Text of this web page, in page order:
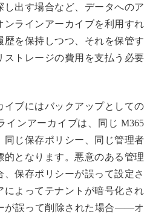
し出す場合など、データへのア
ンラインアーカイブを利用すれ
歴を保持しつつ、それを保管す
ストレージの費用を支払う必要
イブにはバックアップとしての
インアーカイブは、同じ M365
同じ保存ポリシー、同じ管理者
的となります。悪意のある管理
保存ポリシーが誤って設定さ
によってテナントが暗号化され
が誤って削除された場合――オ